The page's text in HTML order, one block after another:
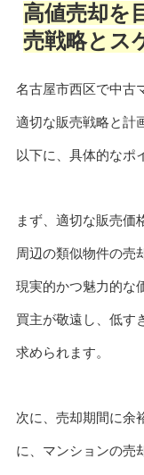
高値売却を
売戦略とス
名古屋市西区で中古
適切な販売戦略と計
以下に、具体的なポ
まず、適切な販売価
周辺の類似物件の売
現実的かつ魅力的な
買主が敬遠し、低す
求められます。
次に、売却期間に余
に、マンションの売